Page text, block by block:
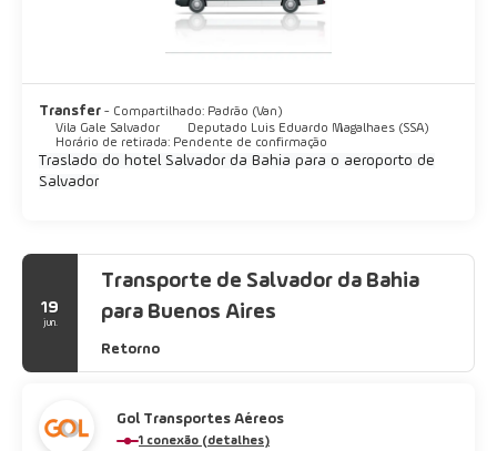
Transfer - Compartilhado: Padrão (Van)
Vila Gale Salvador
Deputado Luis Eduardo Magalhaes (SSA)
Horário de retirada: Pendente de confirmação
Traslado do hotel Salvador da Bahia para o aeroporto de
Salvador
19
jun.
Transporte de Salvador da Bahia
para Buenos Aires
Retorno
Gol Transportes Aéreos
1 conexão (detalhes)